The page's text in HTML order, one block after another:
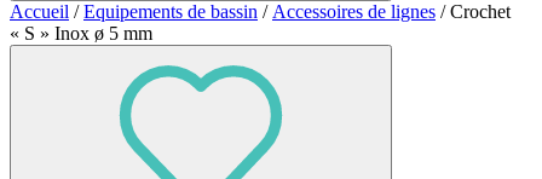
Accueil /Equipements de bassin / Accessoires de lignes / Crochet
« S » Inox ø 5 mm